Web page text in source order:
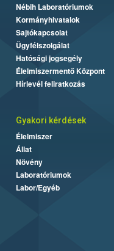
Nébih Laboratóriumok
Kormányhivatalok
Sajtókapcsolat
Ügyfélszolgálat
Hatósági jogsegély
Élelmiszermentő Központ
Hírlevél feliratkozás
Gyakori kérdések
Élelmiszer
Állat
Növény
Laboratóriumok
Labor/Egyéb